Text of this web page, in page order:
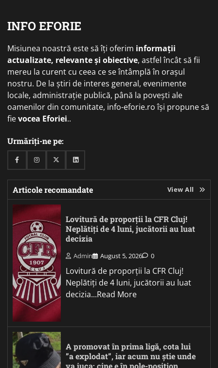
INFO EFORIE
Misiunea noastră este să îți oferim informații
actualizate, relevante și obiective, astfel încât să fii
mereu la curent cu ceea ce se întâmplă în orașul
nostru. De la știri de interes general, evenimente
locale, administrație publică, până la povești ale
oamenilor din comunitate, info-eforie.ro își propune să
fievocea Eforiei..
Urmăriți-ne pe:
FacebookInstagramTwitterLinkedin
Articole recomandate View All
Lovitură de proporții la CFR Cluj!
Neplătiți de 4 luni, jucătorii au luat
decizia
Admin August 5, 2026 0
Lovitură de proporții la CFR Cluj!
Neplătiți de 4 luni, jucătorii au luat
decizia...Read More
A promovat în prima ligă, cota lui
”a explodat”, iar acum nu știe unde